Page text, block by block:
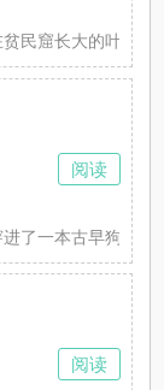
民窟长大的叶寒
了一本古早狗血
阅读
阅读